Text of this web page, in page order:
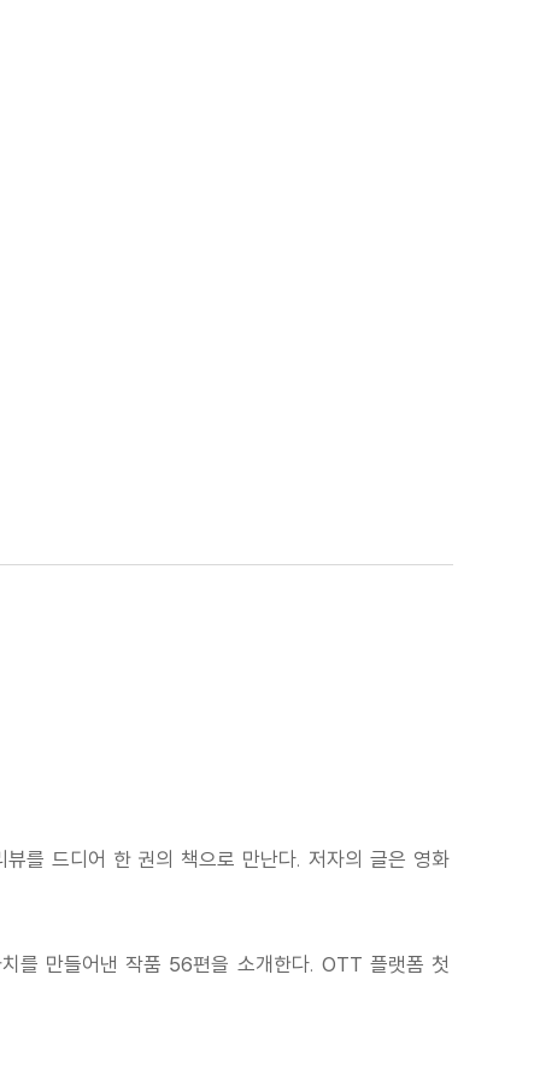
를 드디어 한 권의 책으로 만난다. 저자의 글은 영화
를 만들어낸 작품 56편을 소개한다. OTT 플랫폼 첫